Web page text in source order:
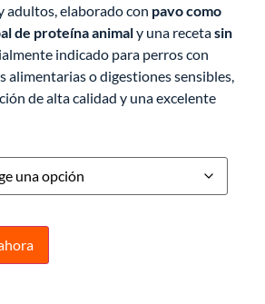
adultos, elaborado con pavo como
de proteína animaly una recetasin
indicado para perros con
alimentarias o digestiones sensibles,
de alta calidad y una excelente